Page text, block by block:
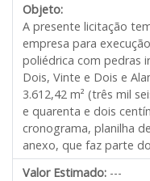
Objeto:
A presente licitação
empresa para
poliédrica com pedras
Dois, Vinte e Dois e
3.612,42 m² (três mil
e quarenta e dois
cronograma, planilha
anexo, que faz parte
Valor Estimado: ---